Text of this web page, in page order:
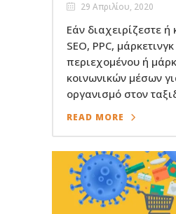
29 Απριλίου, 2020
Εάν διαχειρίζεστε ή
SEO, PPC, μάρκετινγκ
περιεχομένου ή
κοινωνικών μέσων
οργανισμό στον
READ MORE